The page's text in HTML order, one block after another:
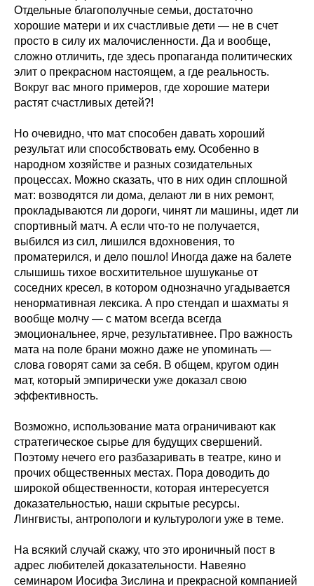
Отдельные благополучные семьи, достаточно
хорошие матери и их счастливые дети — не в счет
просто в силу их малочисленности. Да и вообще,
сложно отличить, где здесь пропаганда политических
элит о прекрасном настоящем, а где реальность.
Вокруг вас много примеров, где хорошие матери
растят счастливых детей?!
Но очевидно, что мат способен давать хороший
результат или способствовать ему. Особенно в
народном хозяйстве и разных созидательных
процессах. Можно сказать, что в них один сплошной
мат: возводятся ли дома, делают ли в них ремонт,
прокладываются ли дороги, чинят ли машины, идет ли
спортивный матч. А если что-то не получается,
выбился из сил, лишился вдохновения, то
проматерился, и дело пошло! Иногда даже на балете
слышишь тихое восхитительное шушуканье от
соседних кресел, в котором однозначно угадывается
ненормативная лексика. А про стендап и шахматы я
вообще молчу — с матом всегда всегда
эмоциональнее, ярче, результативнее. Про важность
мата на поле брани можно даже не упоминать —
слова говорят сами за себя. В общем, кругом один
мат, который эмпирически уже доказал свою
эффективность.
Возможно, использование мата ограничивают как
стратегическое сырье для будущих свершений.
Поэтому нечего его разбазаривать в театре, кино и
прочих общественных местах. Пора доводить до
широкой общественности, которая интересуется
доказательностью, наши скрытые ресурсы.
Лингвисты, антропологи и культурологи уже в теме.
На всякий случай скажу, что это ироничный пост в
адрес любителей доказательности. Навеяно
семинаром Иосифа Зислина и прекрасной компанией